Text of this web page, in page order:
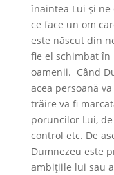
înaintea Lui și ne
ce face un om
este născut din
fie el schimbat în
oamenii. Când
acea persoană
trăire va fi
poruncilor Lui,
control etc. De
Dumnezeu este
ambițiile lui sau